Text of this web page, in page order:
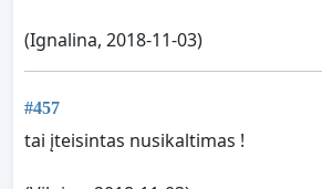
(Ignalina, 2018-11-03)
#457
tai įteisintas nusikaltimas !